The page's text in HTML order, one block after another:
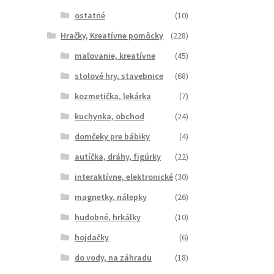
ostatné
(10)
Hračky, Kreatívne pomôcky
(228)
maľovanie, kreatívne
(45)
stolové hry, stavebnice
(68)
kozmetička, lekárka
(7)
kuchynka, obchod
(24)
domčeky pre bábiky
(4)
autíčka, dráhy, figúrky
(22)
interaktívne, elektronické (30)
magnetky, nálepky
(26)
hudobné, hrkálky
(10)
hojdačky
(6)
do vody, na záhradu
(18)